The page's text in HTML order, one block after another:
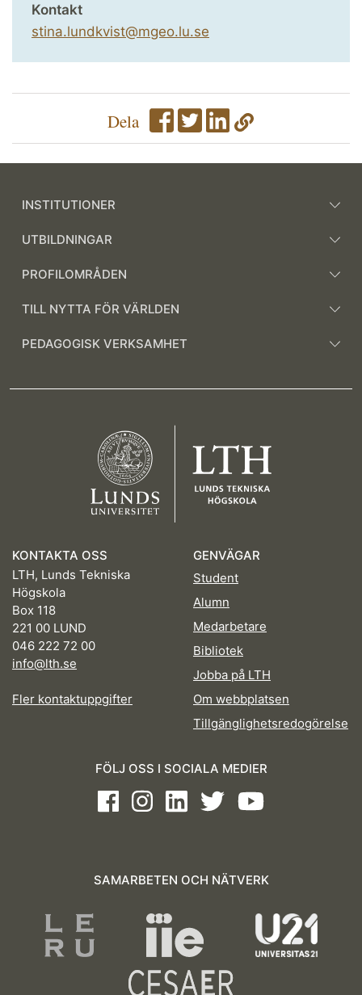
Kontakt
stina.lundkvist@mgeo.lu.se
Dela
INSTITUTIONER
UTBILDNINGAR
PROFILOMRÅDEN
TILL NYTTA FÖR VÄRLDEN
PEDAGOGISK VERKSAMHET
KONTAKTA OSS
LTH, Lunds Tekniska
Högskola
Box 118
221 00 LUND
046 222 72 00
info@lth.se
Fler kontaktuppgifter
GENVÄGAR
Student
Alumn
Medarbetare
Bibliotek
Jobba på LTH
Om webbplatsen
Tillgänglighetsredogörelse
FÖLJ OSS I SOCIALA MEDIER
FacebookInstagramLinkedInTwitterYoutube
SAMARBETEN OCH NÄTVERK